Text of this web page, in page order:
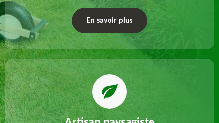
un abattage direct ou par démontage, tenant compte
des particularités du site et des végétaux.
En savoir plus